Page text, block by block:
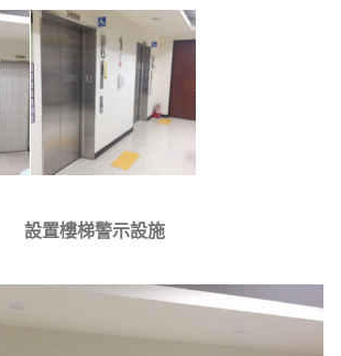
設置樓梯警示設施